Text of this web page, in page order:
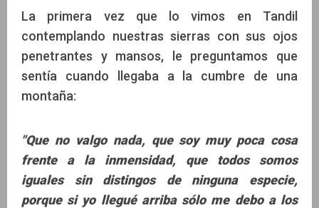
La primera vez que lo vimos en Tandil
contemplando nuestras sierras con sus ojos
penetrantes y mansos, le preguntamos que
sentía cuando llegaba a la cumbre de una
montaña:
"Que no valgo nada, que soy muy poca cosa
frente a la inmensidad, que todos somos
iguales sin distingos de ninguna especie,
porque si yo llegué arriba sólo me debo a los